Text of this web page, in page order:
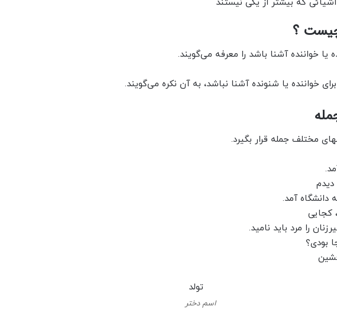
چیست ؟
یا خواننده آشنا باشد را معرفه می‌گویند.
خواننده یا شنونده آشنا نباشد، به آن نکره می‌گویند.
مختلف جمله قرار بگیرد.
آمد.
کجایی
را مرد باید نامید.
بودی؟
اسم دختر